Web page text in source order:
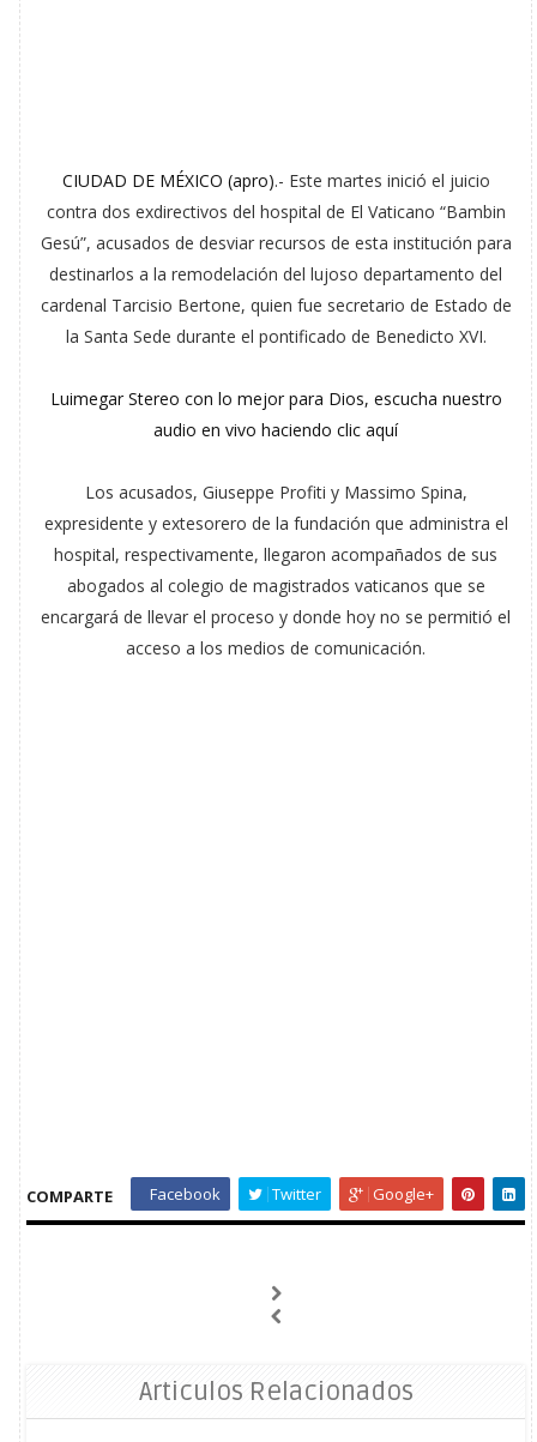
CIUDAD DE MÉXICO (apro).- Este martes inició el juicio
contra dos exdirectivos del hospital de El Vaticano “Bambin
Gesú”, acusados de desviar recursos de esta institución para
destinarlos a la remodelación del lujoso departamento del
cardenal Tarcisio Bertone, quien fue secretario de Estado de
la Santa Sede durante el pontificado de Benedicto XVI.
Luimegar Stereo con lo mejor para Dios, escucha nuestro
audio en vivo haciendo clic aquí
Los acusados, Giuseppe Profiti y Massimo Spina,
expresidente y extesorero de la fundación que administra el
hospital, respectivamente, llegaron acompañados de sus
abogados al colegio de magistrados vaticanos que se
encargará de llevar el proceso y donde hoy no se permitió el
acceso a los medios de comunicación.
COMPARTE Facebook Twitter Google+
Articulos Relacionados